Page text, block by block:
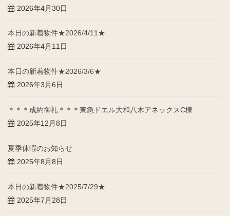
2026年4月30日
本日の新着物件★2026/4/11★
2026年4月11日
本日の新着物件★2026/3/6★
2026年3月6日
＊＊＊成約御礼＊＊＊東急ドエル大和八木アネックスC棟
2025年12月8日
夏季休暇のお知らせ
2025年8月8日
本日の新着物件★2025/7/29★
2025年7月28日